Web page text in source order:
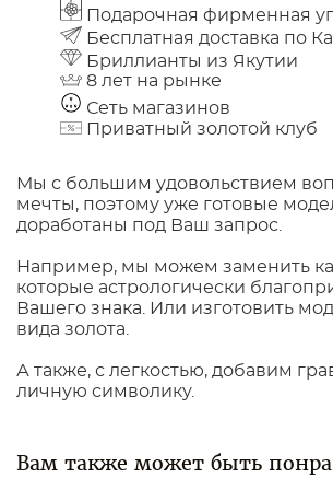
Подарочная фирменная
Бесплатная доставка по
Бриллианты из Якутии
8 лет на рынке
Сеть магазинов
Приватный золотой клуб
Мы с большим удовольствием
мечты, поэтому уже готовые
доработаны под Ваш запрос.
Например, мы можем заменить
которые астрологически
Вашего знака. Или изготовить
вида золота.
А также, с легкостью, добавим
личную символику.
Вам также может быть